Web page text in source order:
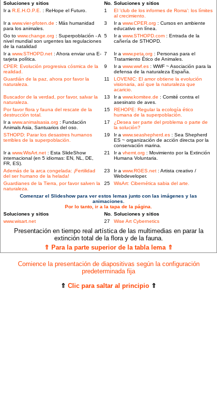
Soluciones y sitios No. Soluciones y sitios
Ir a R.E.H.O.P.E. : ReHope el Futuro. 1
El 'club de los informes de Roma': los límites
al crecimiento.
Ir a www.vier-pfoten.de : Más humanidad
para los animales.
3 Ir a www.CPER.org : Cursos en ambiente
educativo en línea.
Go to www.change.org : Superpoblación - A
nivel mundial son urgentes las regulaciones
de la natalidad
5 Ir a www.STHOPD.com : Entrada de la
cañería de STHOPD.
Ir a www.STHOPD.net : Ahora enviar una E-
tarjeta política.
7 Ir a www.peta.org : Personas para el
Tratamiento Ético de Animales.
CPER: Evolución progresiva cósmica de la
realidad.
9 Ir a www.wwf.es : WWF ~ Asociación para la
defensa de la naturaleza España.
Guardián de la paz, ahora por favor la
naturaleza.
11
LOVENIC: El amor obtiene la evolución
visionaria, así que la naturaleza que
acaricio.
Buscador de la verdad, por favor, salvar la
naturaleza.
13 Ir a www.komitee.de : Comité contra el
asesinato de aves.
Por favor flora y fauna del rescate de la
destrucción total.
15
REHOPE: Regular la ecología ético
humana de la superpoblación.
Ir a www.animalsasia.org : Fundación
Animals Asia, Santuarios del oso.
17
¿Desea ser parte del problema o parte de
la solución?
STHOPD: Parar los desastres humanos
terribles de la superpoblación.
19 Ir a www.seashepherd.es : Sea Shepherd
ES ~ organización de acción directa por la
conservación marina.
Ir a www.WisArt.net : Esta SlideShow
internacional (en 5 idiomas: EN, NL, DE,
FR, ES).
21 Ir a vhemt.org : Movimiento por la Extinción
Humana Voluntaria.
Además de la arca congelada: ¡Fertilidad
del ser humano de la helada!
23 Ir a www.RGES.net : Artista creativo /
Webdeveloper.
Guardianes de la Tierra, por favor salven la
naturaleza.
25 WisArt: Cibernética sabia del arte.
Comenzar el Slideshow para ver estos lemas junto con las imágenes y las
animaciones.
Por lo tanto, ir a la tapa de la página.
Soluciones y sitios
No. Soluciones y sitios
www.wisart.net
27 Wise Art Cybernetics
Presentación en tiempo real artística de las multimedias en parar la
extinción total de la flora y de la fauna.
⇑ Para la parte superior de la tabla lema ⇑
Comience la presentación de diapositivas según la configuración
predeterminada fija
⇑ Clic para saltar al principio ⇑